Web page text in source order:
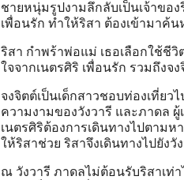
ชายหนุ่มรูปงามลึกลับเป็นเจ้าขอ
เพื่อนรัก ทำให้ริสา ต้องเข้ามาค้น
ริสา กำพร้าพ่อแม่ เธอเลือกใช้ชี
ใจจากเนตรศิริ เพื่อนรัก รวมถึงจ
จงจิตต์เป็นเด็กสาวชอบท่องเที่ย
ความงามของวังวารี และภาดล
เนตรศิริต้องการเดินทางไปตาม
ให้ริสาช่วย ริสาจึงเดินทางไปยังวั
ณ วังวารี ภาดลไม่ต้อนรับริสาเท่